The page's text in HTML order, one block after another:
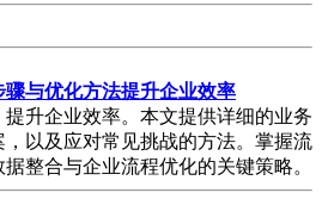
与优化方法提升企业效率
升企业效率。本文提供详细的业务
以及应对常见挑战的方法。掌握流
整合与企业流程优化的关键策略。